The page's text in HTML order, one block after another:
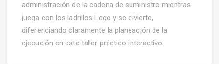
administración de la cadena de suministro mientras
juega con los ladrillos Lego y se divierte,
diferenciando claramente la planeación de la
ejecución en este taller práctico interactivo.